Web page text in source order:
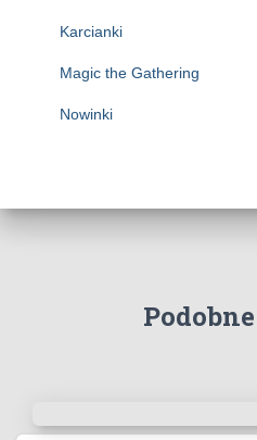
Karcianki
Magic the Gathering
Nowinki